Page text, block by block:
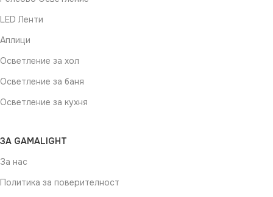
LED Ленти
Аплици
Осветление за хол
Осветление за баня
Осветление за кухня
ЗА GAMALIGHT
За нас
Политика за поверителност